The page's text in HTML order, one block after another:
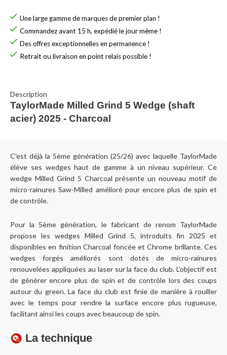
Une large gamme de marques de premier plan !
Commandez avant 15 h, expédié le jour même !
Des offres exceptionnelles en permanence !
Retrait ou livraison en point relais possible !
Description
TaylorMade Milled Grind 5 Wedge (shaft
acier) 2025 - Charcoal
C'est déjà la 5ème génération (25/26) avec laquelle TaylorMade
élève ses wedges haut de gamme à un niveau supérieur. Ce
wedge Milled Grind 5 Charcoal présente un nouveau motif de
micro-rainures Saw-Milled amélioré pour encore plus de spin et
de contrôle.
Pour la 5ème génération, le fabricant de renom TaylorMade
propose les wedges Milled Grind 5, introduits fin 2025 et
disponibles en finition Charcoal foncée et Chrome brillante. Ces
wedges forgés améliorés sont dotés de micro-rainures
renouvelées appliquées au laser sur la face du club. L'objectif est
de générer encore plus de spin et de contrôle lors des coups
autour du green. La face du club est finie de manière à rouiller
avec le temps pour rendre la surface encore plus rugueuse,
facilitant ainsi les coups avec beaucoup de spin.
La technique